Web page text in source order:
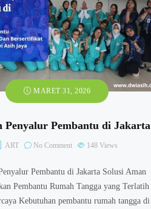
MARET 31, 2026
Penyalur Pembantu di Jakarta
ART No Comment 148 Views
Pembantu di Jakarta Solusi Aman
Pembantu Rumah Tangga yang Terlatih
Kebutuhan pembantu rumah tangga di